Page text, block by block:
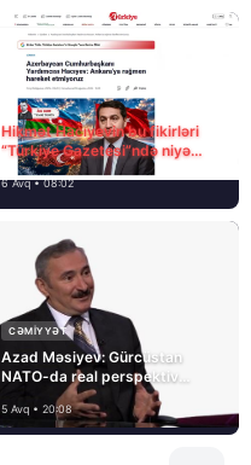
Hikmət Hacıyevin bu fikirləri
“Türkiye Gazetesi”ndə niyə
təhrif edilib?
6 Avq • 08:02
CƏMIYYƏT
Azad Məsiyev: Gürcüstan
NATO-da real perspektiv
5 Avq • 20:08